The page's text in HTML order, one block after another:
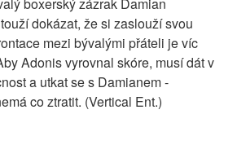
boxerský zázrak Damian
dokázat, že si zaslouží svou
mezi bývalými přáteli je víc
Adonis vyrovnal skóre, musí dát v
a utkat se s Damianem -
co ztratit. (Vertical Ent.)